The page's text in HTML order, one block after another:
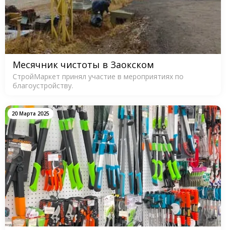
Месячник чистоты в Заокском
СтройМаркет принял участие в мероприятиях по
благоустройству.
20 Марта 2025